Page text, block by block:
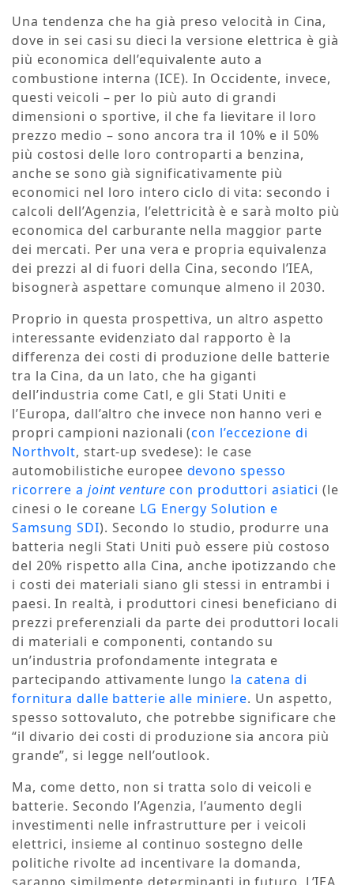
Una tendenza che ha già preso velocità in Cina,
dove in sei casi su dieci la versione elettrica è già
più economica dell’equivalente auto a
combustione interna (ICE). In Occidente, invece,
questi veicoli – per lo più auto di grandi
dimensioni o sportive, il che fa lievitare il loro
prezzo medio – sono ancora tra il 10% e il 50%
più costosi delle loro controparti a benzina,
anche se sono già significativamente più
economici nel loro intero ciclo di vita: secondo i
calcoli dell’Agenzia, l’elettricità è e sarà molto più
economica del carburante nella maggior parte
dei mercati. Per una vera e propria equivalenza
dei prezzi al di fuori della Cina, secondo l’IEA,
bisognerà aspettare comunque almeno il 2030.
Proprio in questa prospettiva, un altro aspetto
interessante evidenziato dal rapporto è la
differenza dei costi di produzione delle batterie
tra la Cina, da un lato, che ha giganti
dell’industria come Catl, e gli Stati Uniti e
l’Europa, dall’altro che invece non hanno veri e
propri campioni nazionali (con l’eccezione di
Northvolt, start-up svedese): le case
automobilistiche europee devono spesso
ricorrere a joint venturecon produttori asiatici (le
cinesi o le coreane LG Energy Solution e
Samsung SDI). Secondo lo studio, produrre una
batteria negli Stati Uniti può essere più costoso
del 20% rispetto alla Cina, anche ipotizzando che
i costi dei materiali siano gli stessi in entrambi i
paesi. In realtà, i produttori cinesi beneficiano di
prezzi preferenziali da parte dei produttori locali
di materiali e componenti, contando su
un’industria profondamente integrata e
partecipando attivamente lungo la catena di
fornitura dalle batterie alle miniere. Un aspetto,
spesso sottovaluto, che potrebbe significare che
“il divario dei costi di produzione sia ancora più
grande”, si legge nell’outlook.
Ma, come detto, non si tratta solo di veicoli e
batterie. Secondo l’Agenzia, l’aumento degli
investimenti nelle infrastrutture per i veicoli
elettrici, insieme al continuo sostegno delle
politiche rivolte ad incentivare la domanda,